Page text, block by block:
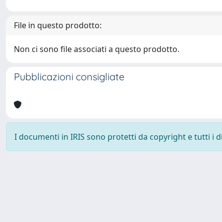
File in questo prodotto:
Non ci sono file associati a questo prodotto.
Pubblicazioni consigliate
I documenti in IRIS sono protetti da copyright e tutti i